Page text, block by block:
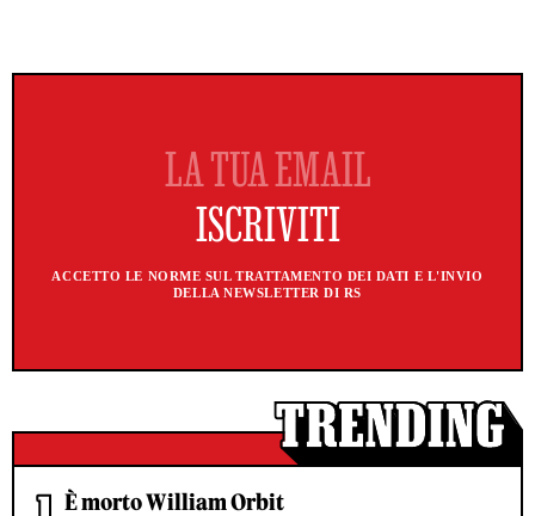
ACCETTO LE NORME SUL TRATTAMENTO DEI DATI E L'INVIO
DELLA NEWSLETTER DI RS
È morto William Orbit